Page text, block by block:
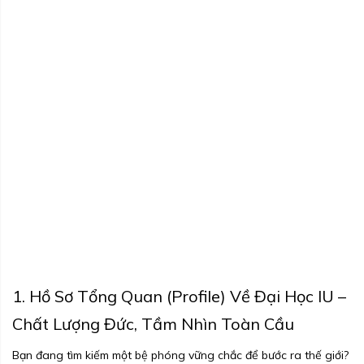
1. Hồ Sơ Tổng Quan (Profile) Về Đại Học IU –
Chất Lượng Đức, Tầm Nhìn Toàn Cầu
Bạn đang tìm kiếm một bệ phóng vững chắc để bước ra thế giới?